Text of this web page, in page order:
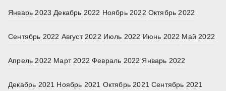
Январь 2023 Декабрь 2022 Ноябрь 2022 Октябрь 2022
Сентябрь 2022 Август 2022 Июль 2022 Июнь 2022 Май 2022
Апрель 2022 Март 2022 Февраль 2022 Январь 2022
Декабрь 2021 Ноябрь 2021 Октябрь 2021 Сентябрь 2021